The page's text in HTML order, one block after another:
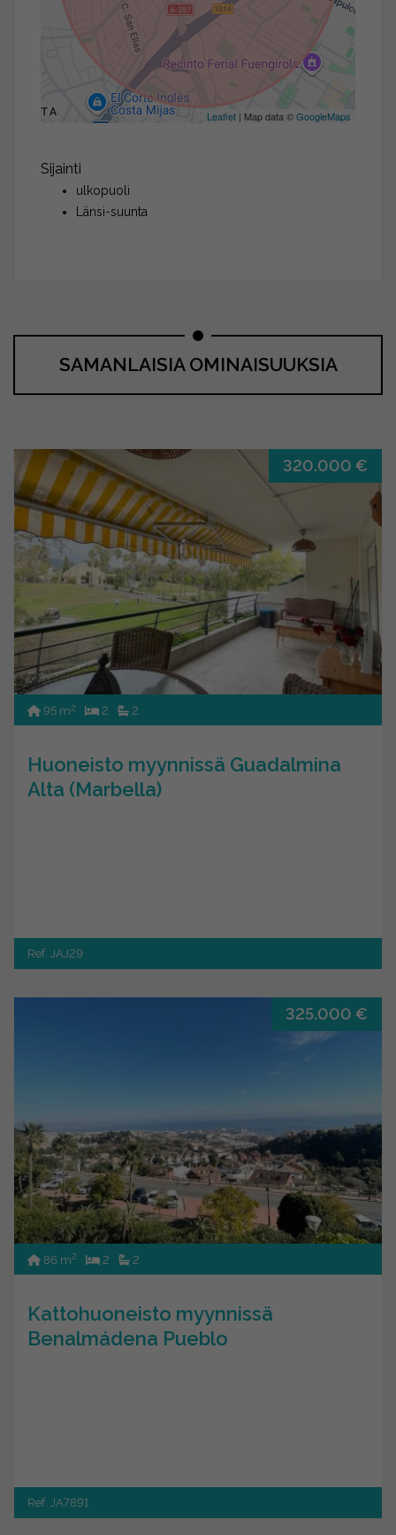
Leaflet | Map data ©GoogleMaps
Sijainti
ulkopuoli
Länsi-suunta
SAMANLAISIA OMINAISUUKSIA
320.000 €
95 m2 2 2
Huoneisto myynnissä Guadalmina
Alta (Marbella)
Ref. JAJ29
325.000 €
86 m2 2 2
Kattohuoneisto myynnissä
Benalmádena Pueblo
Ref. JA7891